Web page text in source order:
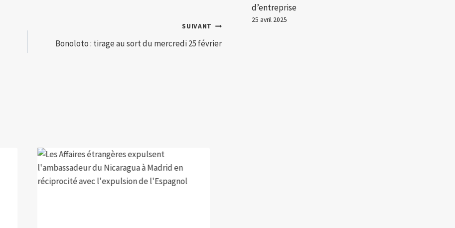
SUIVANT
Bonoloto : tirage au sort du mercredi 25 février
d’entreprise
25 avril 2025